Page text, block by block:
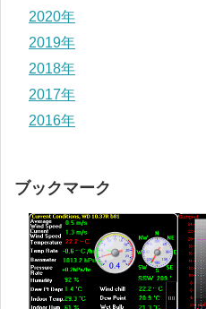
2020年
2019年
2018年
2017年
2016年
ブックマーク